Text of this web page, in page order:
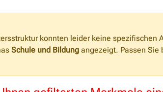
konnten leider keine spezifischen
Schule und Bildung angezeigt. Passen Sie